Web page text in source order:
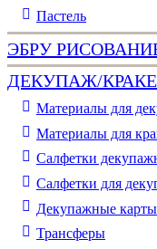
Пастель
ЭБРУ
ДЕКУПАЖ/
Материалы для
Материалы для
Cалфетки
Салфетки для
Декупажные карты
Трансферы